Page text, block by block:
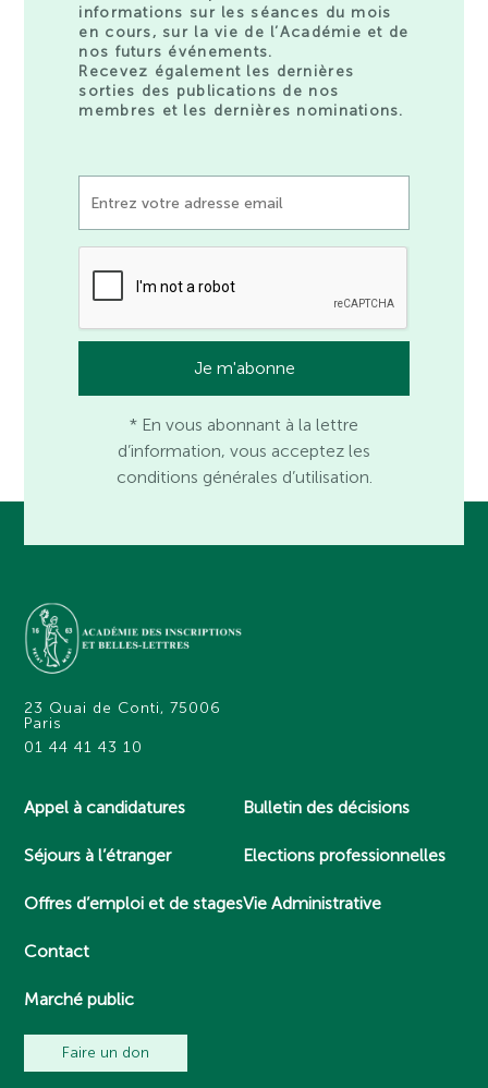
informations sur les séances du mois
en cours, sur la vie de l’Académie et de
nos futurs événements.
Recevez également les dernières
sorties des publications de nos
membres et les dernières nominations.
* En vous abonnant à la lettre
d’information, vous acceptez les
conditions générales d’utilisation.
23 Quai de Conti, 75006
Paris
01 44 41 43 10
Appel à candidatures
Séjours à l’étranger
Offres d’emploi et de stages
Contact
Marché public
Bulletin des décisions
Elections professionnelles
Vie Administrative
Faire un don